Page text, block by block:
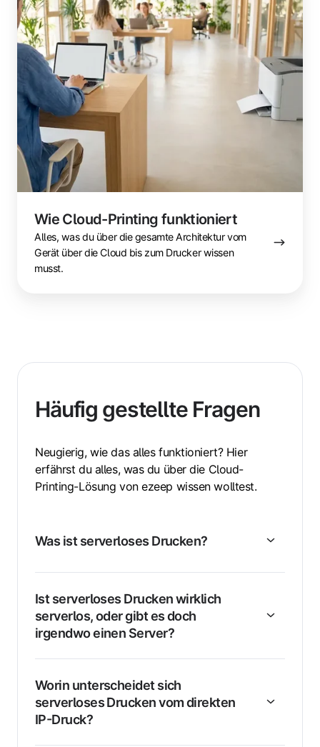
Wie Cloud-Printing funktioniert
Alles, was du über die gesamte Architektur vom
Gerät über die Cloud bis zum Drucker wissen
musst.
Printing
funktioniert
Häufig gestellte Fragen
Neugierig, wie das alles funktioniert? Hier
erfährst du alles, was du über die Cloud-
Printing-Lösung von ezeep wissen wolltest.
Was ist serverloses Drucken?
Ist serverloses Drucken wirklich
serverlos, oder gibt es doch
irgendwo einen Server?
Worin unterscheidet sich
serverloses Drucken vom direkten
IP-Druck?